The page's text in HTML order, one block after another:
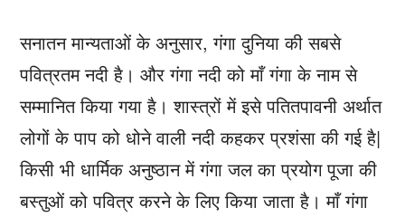
सनातन मान्यताओं के अनुसार, गंगा दुनिया की सबसे
पवित्रतम नदी है। और गंगा नदी को माँ गंगा के नाम से
सम्मानित किया गया है। शास्त्रों में इसे पतितपावनी अर्थात
लोगों के पाप को धोने वाली नदी कहकर प्रशंसा की गई है|
किसी भी धार्मिक अनुष्ठान में गंगा जल का प्रयोग पूजा की
बस्तुओं को पवित्र करने के लिए किया जाता है। माँ गंगा